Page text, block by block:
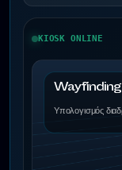
KIOSK ONLINE
Υπολογισμός